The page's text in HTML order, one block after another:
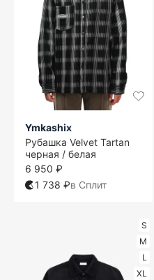
Ymkashix
Рубашка Velvet Tartan
черная / белая
6 950 ₽
1 738 ₽в Сплит
S
M
L
XL